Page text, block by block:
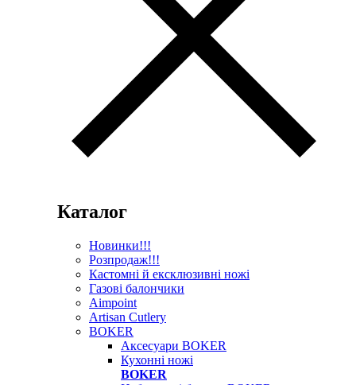
Каталог
Новинки!!!
Розпродаж!!!
Кастомні й ексклюзивні ножі
Газові балончики
Aimpoint
Artisan Cutlery
BOKER
Аксесуари BOKER
Кухонні ножі
BOKER